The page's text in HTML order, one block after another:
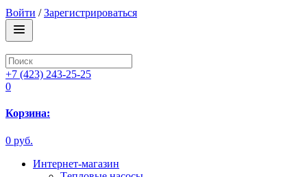
Войти /Зарегистрироваться
+7 (423) 243-25-25
0
Корзина:
0 руб.
Интернет-магазин